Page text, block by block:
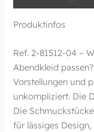
Produktinfos
Ref. 2-81512-04 –
Abendkleid
Vorstellungen und
unkompliziert. Die
Die
für lässiges